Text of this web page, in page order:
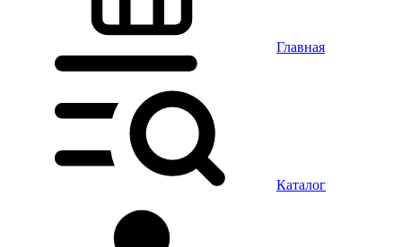
Главная
Каталог